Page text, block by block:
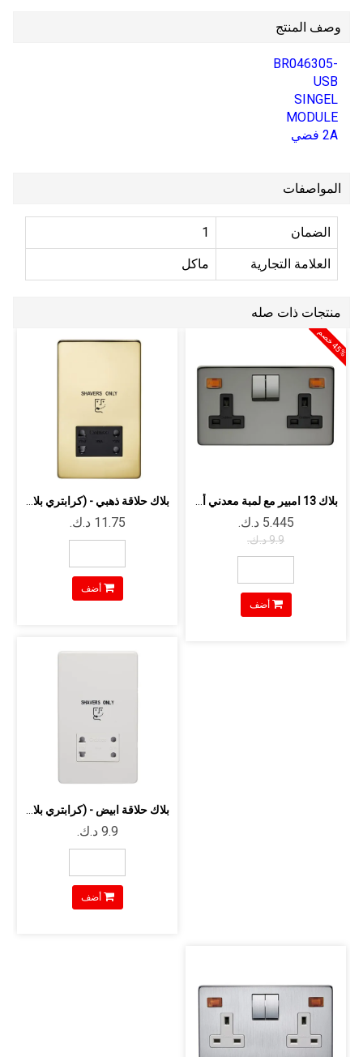
وصف المنتج
BR046305-
USB
SINGEL
MODULE
2A فضي
المواصفات
الضمان 1
العلامة التجارية ماكل
منتجات ذات صله
4
5
%
خ
ص
م
أضف
أضف
أضف